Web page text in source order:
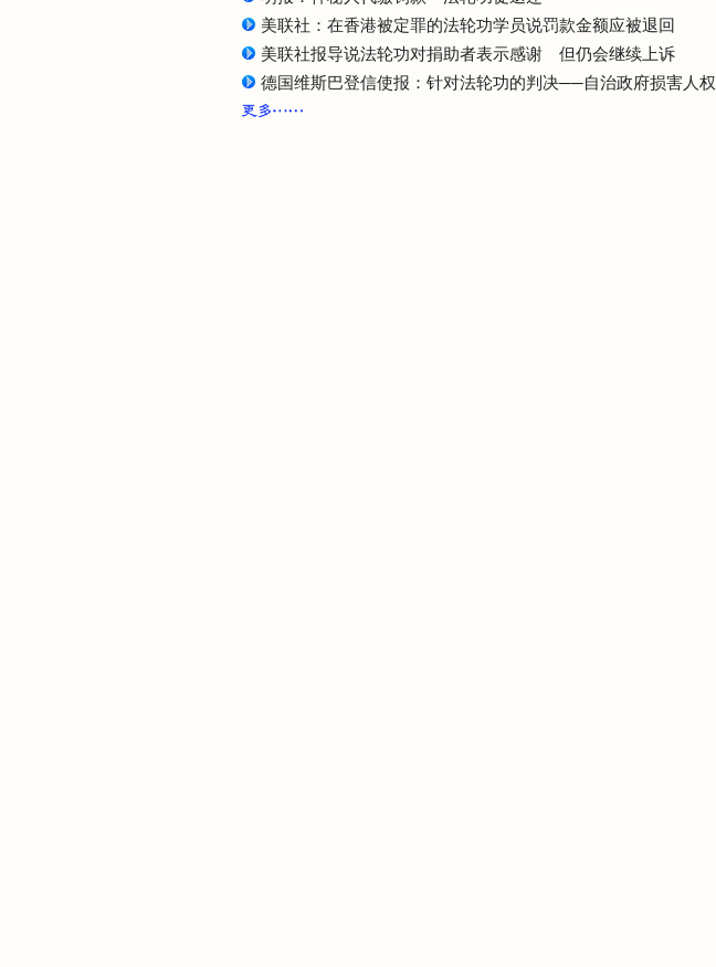
美联社：在香港被定罪的法轮功学员说罚款金额应被退回
美联社报导说法轮功对捐助者表示感谢 但仍会继续上诉
德国维斯巴登信使报：针对法轮功的判决──自治政府损害人权